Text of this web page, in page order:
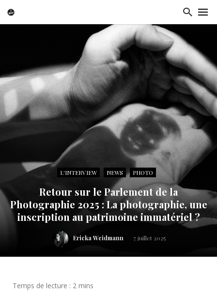
L'INTERVIEW NEWS PHOTO
Retour sur le Parlement de la
Photographie 2025 : La photographie, une
inscription au patrimoine immatériel ?
Ericka Weidmann 7 juillet 2025